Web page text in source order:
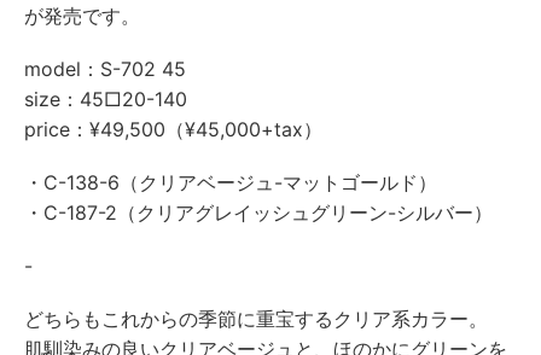
が発売です。
model：S-702 45
size：45□20-140
price：¥49,500（¥45,000+tax）
・C-138-6（クリアベージュ-マットゴールド）
・C-187-2（クリアグレイッシュグリーン-シルバー）
-
どちらもこれからの季節に重宝するクリア系カラー。
肌馴染みの良いクリアベージュと、ほのかにグリーンを